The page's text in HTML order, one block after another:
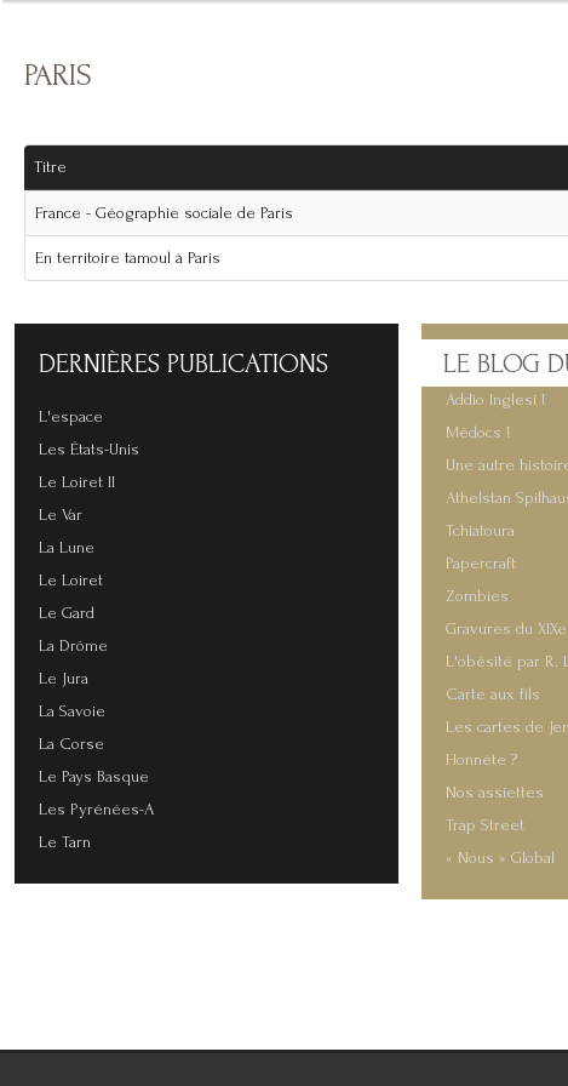
PARIS
Titre
France - Géographie sociale de Paris
En territoire tamoul à Paris
DERNIÈRES PUBLICATIONS
L'espace
Les États-Unis
Le Loiret II
Le Var
La Lune
Le Loiret
Le Gard
La Drôme
Le Jura
La Savoie
La Corse
Le Pays Basque
Les Pyrénées-A
Le Tarn
LE BLOG
Addio Inglesi !
Médocs !
Une autre
Athelstan
Tchiatoura
Papercraft
Zombies
Gravures du XIXe
L'obésité par R.
Carte aux fils
Les cartes de
Honnête ?
Nos assiettes
Trap Street
« Nous » Global